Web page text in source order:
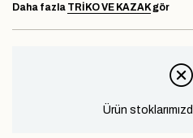
Daha fazla TRIKO VE KAZAKgör
Ürün